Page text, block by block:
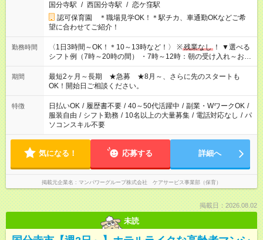
国分寺駅 / 西国分寺駅 / 恋ケ窪駅
認可保育園 ＊職場見学OK！＊駅チカ、車通勤OKなどご希
望に合わせてご紹介！
勤務時間 〈1日3時間～OK！＊10～13時など！〉 ※残業なし ！ ▼選べる
シフト例（7時～20時の間） ・7時～12時：朝の受け入れ～お昼
の準備 ・10時～13時：園児の見守り～お昼の補助 ・9時～16
時：帰りの会まで！子供の成長を見守る ・15時～20時：夜のお
迎えサポート
期間
最短2ヶ月～長期 ★急募 ★8月～、さらに先のスタートも
OK！開始日ご相談ください。
特徴 日払いOK / 履歴書不要 / 40～50代活躍中 / 副業・WワークOK /
服装自由 / シフト勤務 / 10名以上の大量募集 / 電話対応なし / パ
ソコンスキル不要
気になる！ 応募する 詳細へ
掲載元企業名 マンパワーグループ株式会社 ケアサービス事業部（保育）
掲載日：2026.08.02
未読